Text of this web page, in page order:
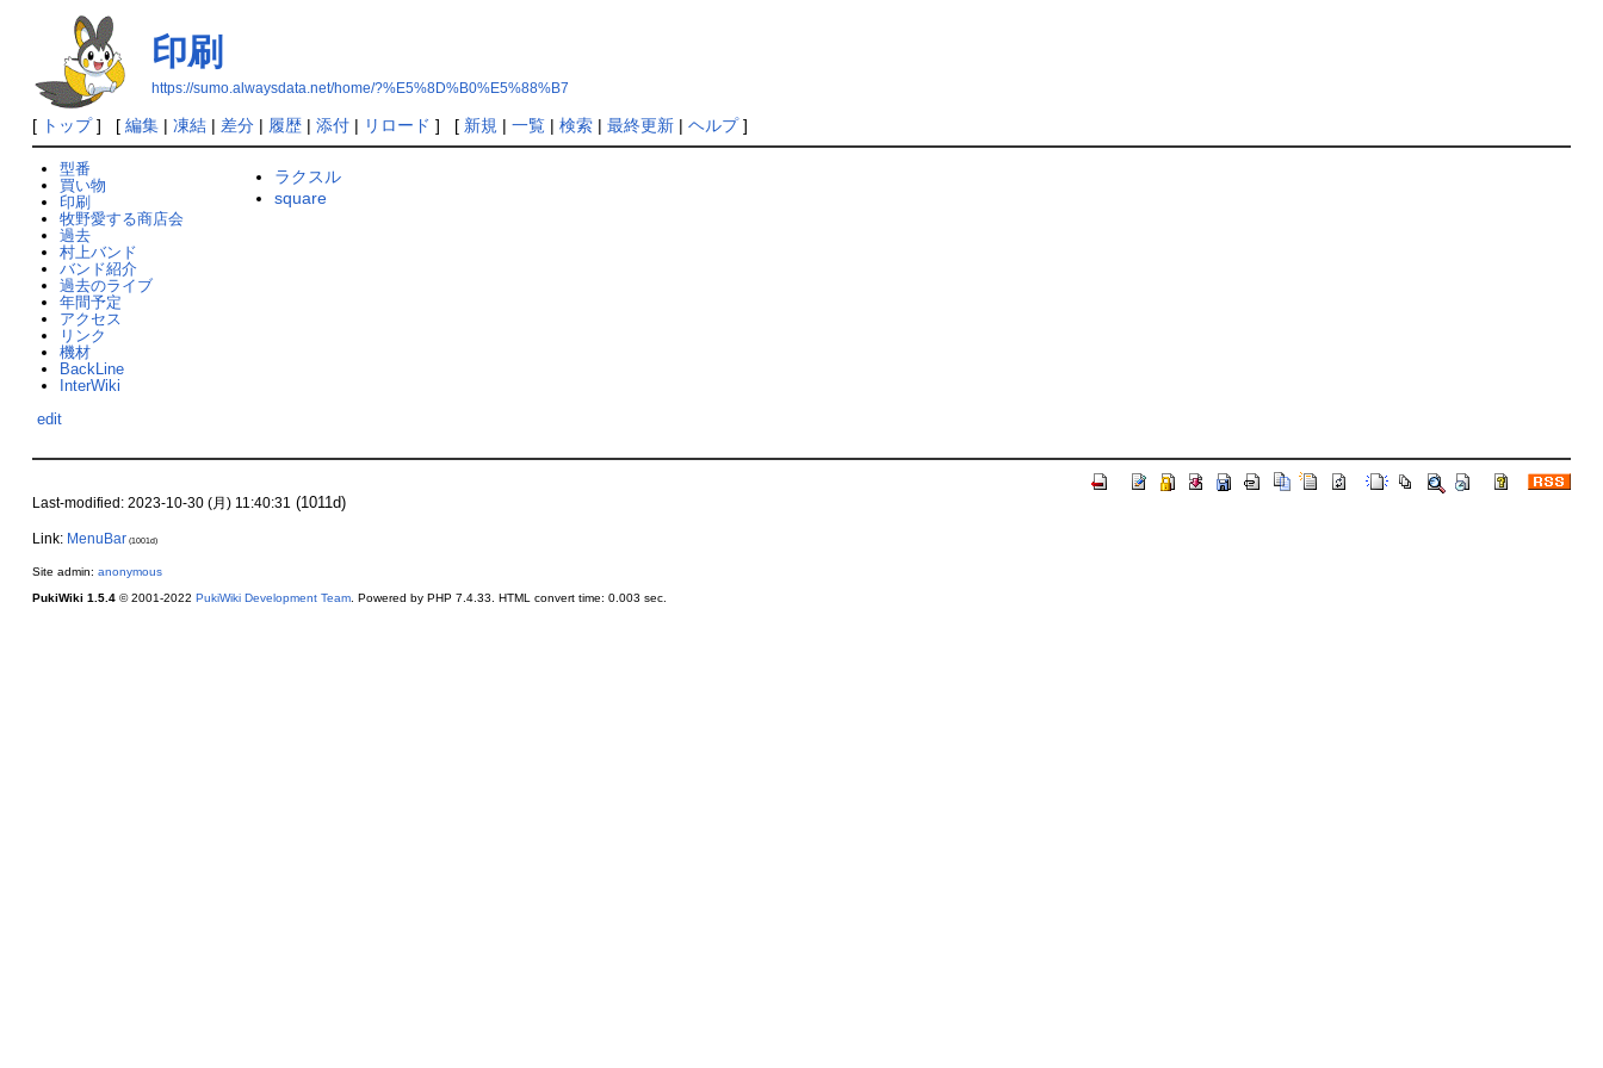
印刷
https://sumo.alwaysdata.net/home/?%E5%8D%B0%E5%88%B7
[ トップ] [ 編集| 凍結| 差分| 履歴| 添付| リロード ] [ 新規 | 一覧| 検索| 最終更新| ヘルプ]
ラクスル
square
型番
買い物
印刷
牧野愛する商店会
過去
村上バンド
バンド紹介
過去のライブ
年間予定
アクセス
リンク
機材
BackLine
InterWiki
edit
Last-modified: 2023-10-30 (月) 11:40:31 (1011d)
Link: MenuBar (1001d)
Site admin: anonymous
PukiWiki 1.5.4© 2001-2022 PukiWiki Development Team. Powered by PHP 7.4.33. HTML convert time: 0.003 sec.